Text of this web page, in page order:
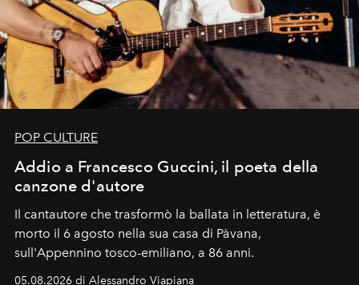
POP CULTURE
Addio a Francesco Guccini, il poeta della
canzone d'autore
Il cantautore che trasformò la ballata in letteratura, è
morto il 6 agosto nella sua casa di Pàvana,
sull'Appennino tosco-emiliano, a 86 anni.
05.08.2026 di Alessandro Viapiana